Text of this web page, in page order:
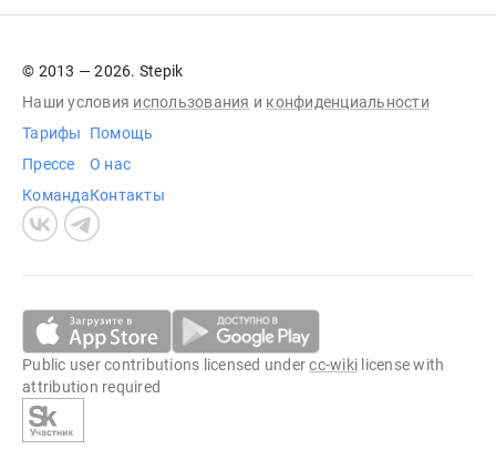
© 2013 — 2026. Stepik
Наши условия использования и конфиденциальности
Тарифы
Прессе
Команда
Помощь
О нас
Контакты
Public user contributions licensed undercc-wiki license with
attribution required